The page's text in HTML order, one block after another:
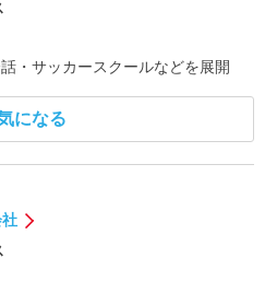
・サッカースクールなどを展開
になる